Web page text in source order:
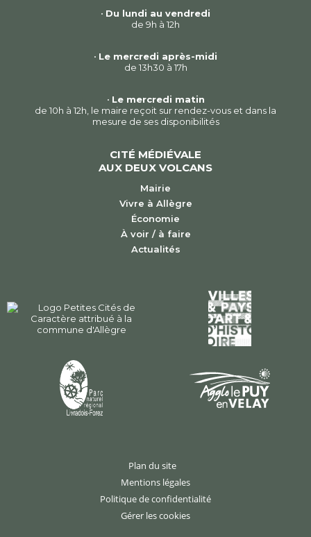
• Du lundi au vendredi
de 9h à 12h
• Le mercredi après-midi
de 13h30 à 17h
• Le mercredi matin
de 10h à 12h, le maire reçoit sur rendez-vous et dans la
mesure de ses disponibilités
CITÉ MÉDIÉVALE
AUX DEUX VOLCANS
Mairie
Vivre à Allègre
Économie
À voir / à faire
Actualités
Plan du site
Mentions légales
Politique de confidentialité
Gérer les cookies